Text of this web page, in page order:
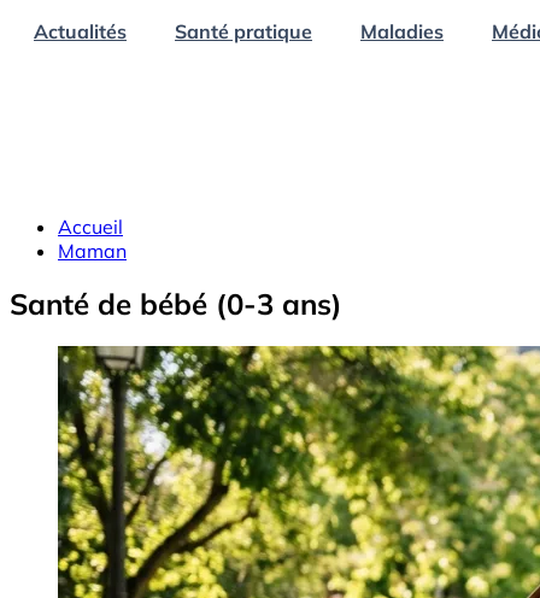
Actualités
Santé pratique Maladies
Accueil
Maman
Santé de bébé (0-3 ans)
Image